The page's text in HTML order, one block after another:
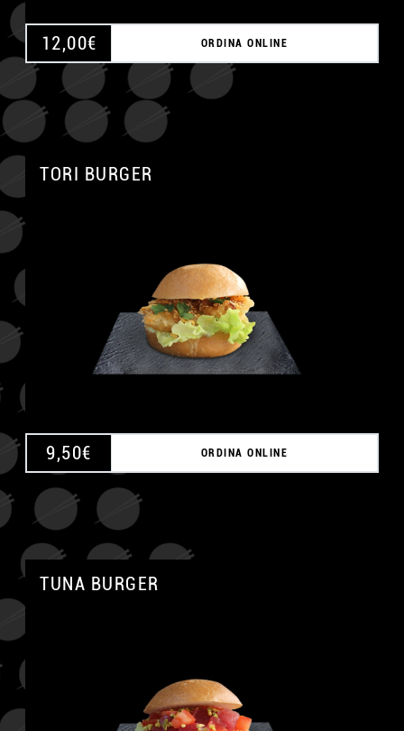
12,00€ ORDINA ONLINE
TORI BURGER
9,50€ ORDINA ONLINE
TUNA BURGER